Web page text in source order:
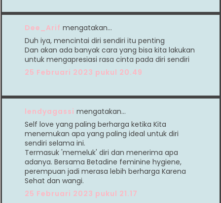
Dee_Arif mengatakan…
Duh iya, mencintai diri sendiri itu penting
Dan akan ada banyak cara yang bisa kita lakukan
untuk mengapresiasi rasa cinta pada diri sendiri
25 Februari 2023 pukul 20.49
lendyagassi mengatakan…
Self love yang paling berharga ketika Kita
menemukan apa yang paling ideal untuk diri
sendiri selama ini.
Termasuk 'memeluk' diri dan menerima apa
adanya. Bersama Betadine feminine hygiene,
perempuan jadi merasa lebih berharga Karena
Sehat dan wangi.
25 Februari 2023 pukul 21.17